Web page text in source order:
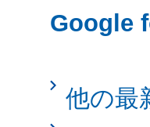
Google
他の最